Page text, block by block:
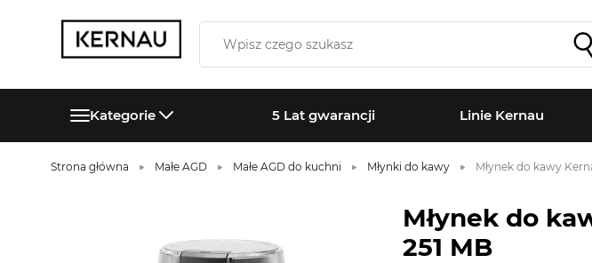
Kategorie 5 Lat gwarancji Linie Kernau
Strona główna Małe AGD Małe AGD do kuchni Młynki do kawy Młynek do kawy
Młynek do
251 MB